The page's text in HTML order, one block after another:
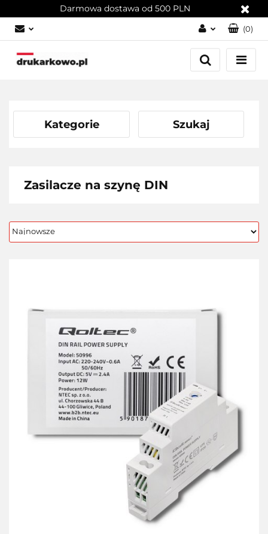
Darmowa dostawa od 500 PLN
Zaloguj się
Załóż konto
(0)
Kategorie Szukaj
Zasilacze na szynę DIN